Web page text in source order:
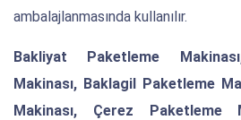
ambalajlanmasında kullanılır.
Bakliyat Paketleme
Makinası, Baklagil Paketleme
Makinası, Çerez Paketleme